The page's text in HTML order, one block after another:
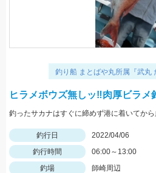
釣り船 まとばや丸所属『武丸
ヒラメボウズ無しッ‼︎肉厚ビラメ
釣行日
2022/04/06
釣行時間
06:00～13:00
釣場
師崎周辺